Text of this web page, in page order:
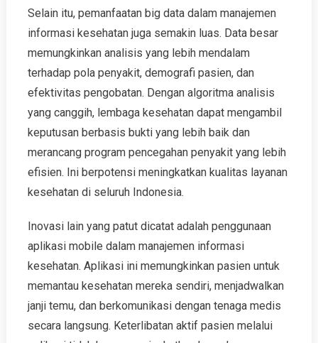
Selain itu, pemanfaatan big data dalam manajemen
informasi kesehatan juga semakin luas. Data besar
memungkinkan analisis yang lebih mendalam
terhadap pola penyakit, demografi pasien, dan
efektivitas pengobatan. Dengan algoritma analisis
yang canggih, lembaga kesehatan dapat mengambil
keputusan berbasis bukti yang lebih baik dan
merancang program pencegahan penyakit yang lebih
efisien. Ini berpotensi meningkatkan kualitas layanan
kesehatan di seluruh Indonesia.
Inovasi lain yang patut dicatat adalah penggunaan
aplikasi mobile dalam manajemen informasi
kesehatan. Aplikasi ini memungkinkan pasien untuk
memantau kesehatan mereka sendiri, menjadwalkan
janji temu, dan berkomunikasi dengan tenaga medis
secara langsung. Keterlibatan aktif pasien melalui